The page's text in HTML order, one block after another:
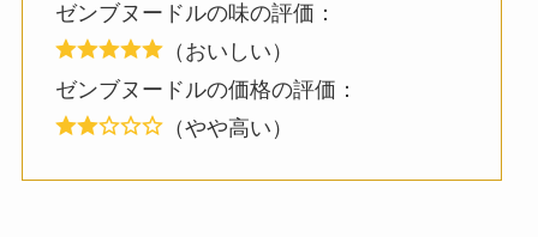
ゼンブヌードルの味の評価：
（おいしい）
ゼンブヌードルの価格の評価：
（やや高い）